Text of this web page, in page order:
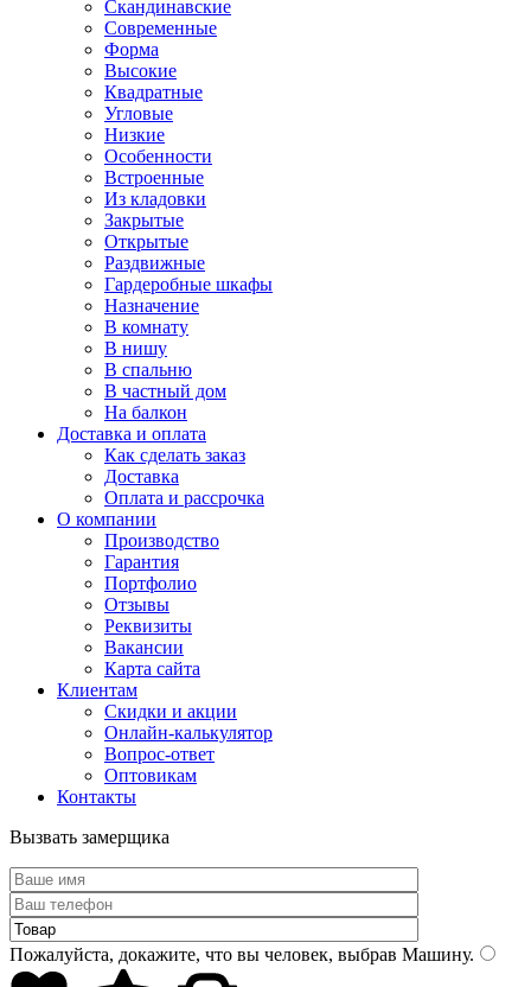
Скандинавские
Современные
Форма
Высокие
Квадратные
Угловые
Низкие
Особенности
Встроенные
Из кладовки
Закрытые
Открытые
Раздвижные
Гардеробные шкафы
Назначение
В комнату
В нишу
В спальню
В частный дом
На балкон
Доставка и оплата
Как сделать заказ
Доставка
Оплата и рассрочка
О компании
Производство
Гарантия
Портфолио
Отзывы
Реквизиты
Вакансии
Карта сайта
Клиентам
Скидки и акции
Онлайн-калькулятор
Вопрос-ответ
Оптовикам
Контакты
Вызвать замерщика
Пожалуйста, докажите, что вы человек, выбрав Машину.